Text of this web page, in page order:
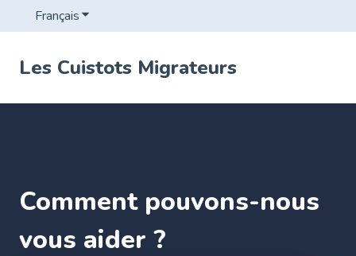
FrançaisAfficher le sous-menu pour les traductions
Les Cuistots Migrateurs
Comment pouvons-nous
vous aider ?